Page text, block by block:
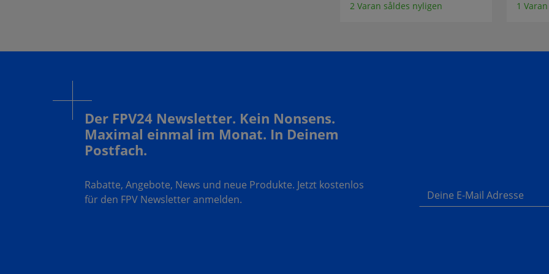
2 Varan såldes nyligen 1
Der FPV24 Newsletter. Kein Nonsens.
Maximal einmal im Monat. In Deinem
Postfach.
Rabatte, Angebote, News und neue Produkte. Jetzt kostenlos
für den FPV Newsletter anmelden.
Deine E-Mail Adresse